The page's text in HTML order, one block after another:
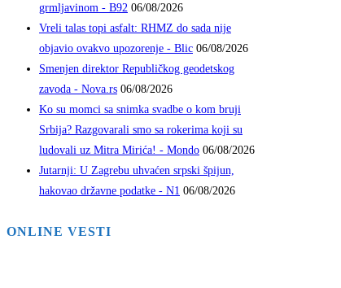
grmljavinom - B92 06/08/2026
Vreli talas topi asfalt: RHMZ do sada nije
objavio ovakvo upozorenje - Blic 06/08/2026
Smenjen direktor Republičkog geodetskog
zavoda - Nova.rs 06/08/2026
Ko su momci sa snimka svadbe o kom bruji
Srbija? Razgovarali smo sa rokerima koji su
ludovali uz Mitra Mirića! - Mondo 06/08/2026
Jutarnji: U Zagrebu uhvaćen srpski špijun,
hakovao državne podatke - N1 06/08/2026
ONLINE VESTI